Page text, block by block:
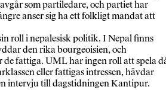
som partiledare, och partiet har
anser sig ha ett folkligt mandat att
roll i nepalesisk politik. I Nepal finns
den rika bourgeoisien, och
de fattiga. UML har ingen roll att spela
eller fattigas intressen, hävdar
intervju till dagstidningen Kantipur.